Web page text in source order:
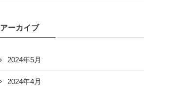
アーカイブ
2024年5月
2024年4月